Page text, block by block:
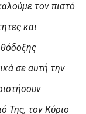
τον πιστό
και
σε αυτή την
Της, τον Κύριο